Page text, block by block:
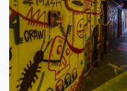
Dialogue
Изкуство
Красота
Цветно
Гурме
Пътувай
Wellness